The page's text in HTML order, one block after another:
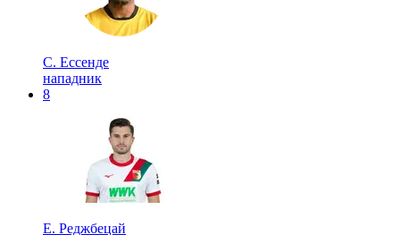
С. Ессенде
нападник
8
Е. Реджбецай